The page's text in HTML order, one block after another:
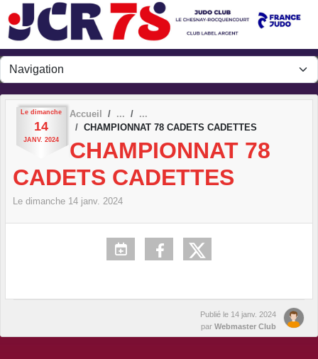
Le dimanche
14
JANV. 2024
Accueil
CHAMPIONNAT 78 CADETS CADETTES
CHAMPIONNAT 78
CADETS CADETTES
Le dimanche 14 janv. 2024
Publié le 14 janv. 2024
par Webmaster Club
Panneau de gestion des cookies